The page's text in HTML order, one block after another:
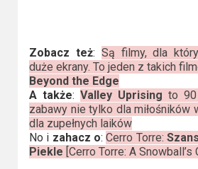
Zobacz też: Są filmy, dla
duże ekrany. To jeden z takich
Beyond the Edge
A także:Valley Uprising to 90
zabawy nie tylko dla miłośników
dla zupełnych laików
No i zahacz o:Cerro Torre:
Piekle [Cerro Torre: A Snowball’s